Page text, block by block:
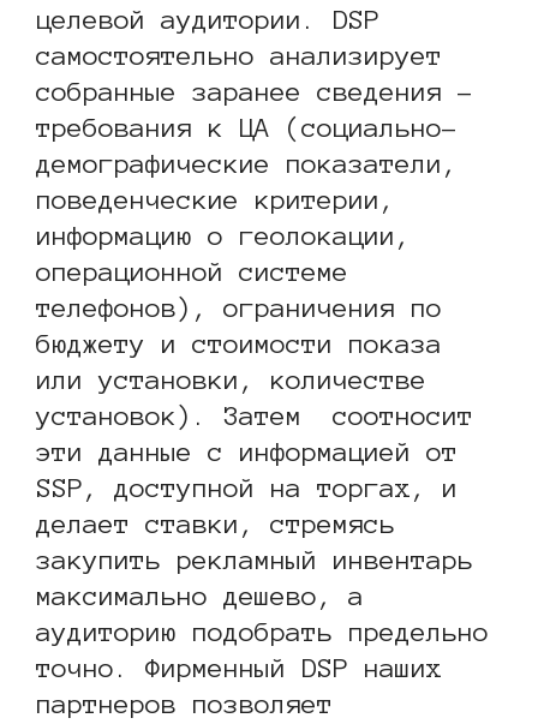
целевой аудитории. DSP
самостоятельно анализирует
собранные заранее сведения –
требования к ЦА (социально-
демографические показатели,
поведенческие критерии,
информацию о геолокации,
операционной системе
телефонов), ограничения по
бюджету и стоимости показа
или установки, количестве
установок). Затем соотносит
эти данные с информацией от
SSP, доступной на торгах, и
делает ставки, стремясь
закупить рекламный инвентарь
максимально дешево, а
аудиторию подобрать предельно
точно. Фирменный DSP наших
партнеров позволяет